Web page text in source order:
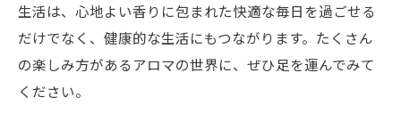
生活は、心地よい香りに包まれた快適な毎日を過ごせる
だけでなく、健康的な生活にもつながります。たくさん
の楽しみ方があるアロマの世界に、ぜひ足を運んでみて
ください。